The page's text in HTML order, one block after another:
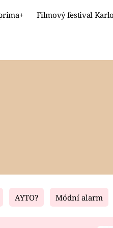
Filmový festival
Living
AYTO? Módní alarm